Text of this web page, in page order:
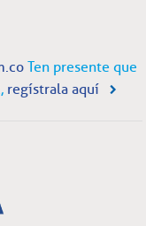
Ten presente que
regístrala aquí